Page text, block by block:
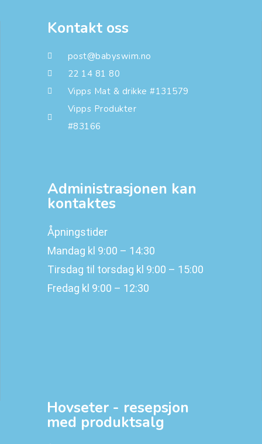
Kontakt oss
post@babyswim.no
22 14 81 80
Vipps Mat & drikke #131579
Vipps Produkter
#83166
Administrasjonen kan
kontaktes
Åpningstider
Mandag kl 9:00 – 14:30
Tirsdag til torsdag kl 9:00 – 15:00
Fredag kl 9:00 – 12:30
Hovseter - resepsjon
med produktsalg